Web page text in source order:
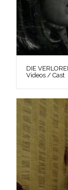
DIE
Videos / Cast